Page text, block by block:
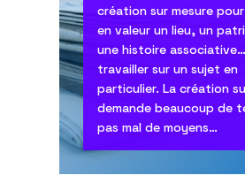
création sur mesure
en valeur un lieu, un
une histoire
travailler sur un sujet en
particulier. La création
demande beaucoup de
pas mal de moyens…